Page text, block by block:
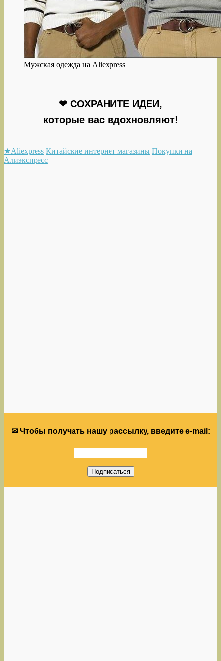
Мужская одежда на Aliexpress
❤ СОХРАНИТЕ ИДЕИ,
которые вас вдохновляют!
★Aliexpress Китайские интернет магазины Покупки на
Алиэкспресс
✉ Чтобы получать нашу рассылку, введите e-mail: